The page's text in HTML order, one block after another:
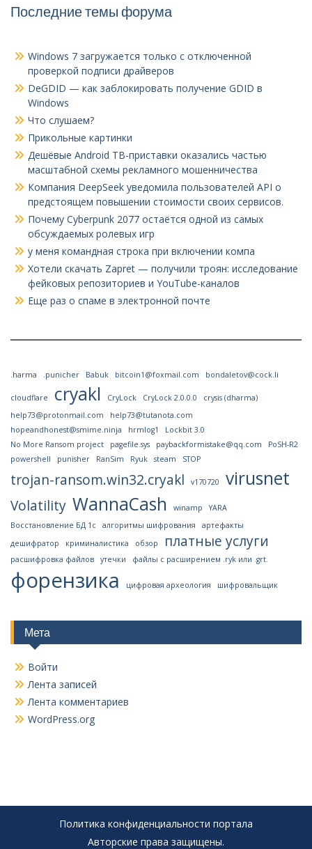
Последние темы форума
Windows 7 загружается только с отключенной
проверкой подписи драйверов
DeGDID — как заблокировать получение GDID в
Windows
Что слушаем?
Прикольные картинки
Дешёвые Android ТВ-приставки оказались частью
масштабной схемы рекламного мошенничества
Компания DeepSeek уведомила пользователей API о
предстоящем повышении стоимости своих сервисов.
Почему Cyberpunk 2077 остаётся одной из самых
обсуждаемых ролевых игр
у меня командная строка при включении компа
Хотели скачать Zapret — получили троян: исследование
фейковых репозиториев и YouTube-каналов
Еще раз о спаме в электронной почте
.harma .punicher Babuk bitcoin1@foxmail.com bondaletov@cock.li
cloudflare cryakl CryLock CryLock 2.0.0.0
crysis (dharma)
help73@protonmail.com
help73@tutanota.com
hopeandhonest@smime.ninja
hrmlog1
Lockbit 3.0
No More Ransom project
pagefile.sys paybackformistake@qq.com
PoSH-R2
powershell
punisher RanSim Ryuk steam STOP
trojan-ransom.win32.cryakl v170720 virusnet
Volatility WannaCash winamp
YARA
Восстановление БД 1с
алгоритмы шифрования
артефакты
дешифратор
криминалистика обзор платные услуги
расшифровка файлов утечки файлы с расширением .ryk или .grt.
форензика цифровая археология шифровальщик
Мета
Войти
Лента записей
Лента комментариев
WordPress.org
Политика конфиденциальности портала
Авторские права защищены.